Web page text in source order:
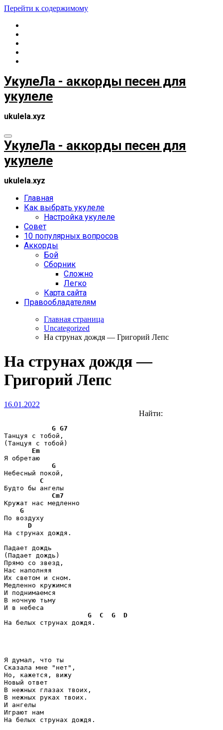
Перейти к содержимому
УкулеЛа - аккорды песен для
укулеле
ukulela.xyz
УкулеЛа - аккорды песен для
укулеле
ukulela.xyz
Главная
Как выбрать укулеле
Настройка укулеле
Совет
10 популярных вопросов
Аккорды
Бой
Сборник
Сложно
Легко
Карта сайта
Правообладателям
Главная страница
Uncategorized
На струнах дождя — Григорий Лепс
На струнах дождя —
Григорий Лепс
16.01.2022
G G7
Танцуя с тобой,
(Танцуя с тобой)
Em
Я обретаю
G
Небесный покой,
C
Будто бы ангелы
Cm7
Кружат нас медленно
G
По воздуху
D
На струнах дождя.
Падает дождь
(Падает дождь)
Прямо со звезд,
Нас наполняя
Их светом и сном.
Медленно кружимся
И поднимаемся
В ночную тьму
И в небеса
G
C G
D
На белых струнах дождя.
Я думал, что ты
Сказала мне "нет",
Но, кажется, вижу
Новый ответ
В нежных глазах твоих,
В нежных руках твоих.
И ангелы
Играют нам
На белых струнах дождя.
Найти: